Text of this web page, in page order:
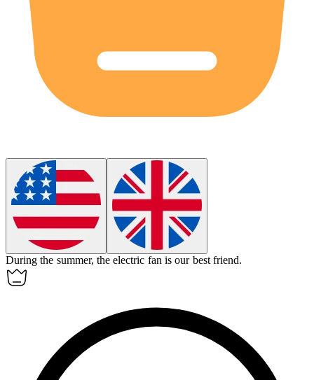
During the summer, the electric fan is our best friend.